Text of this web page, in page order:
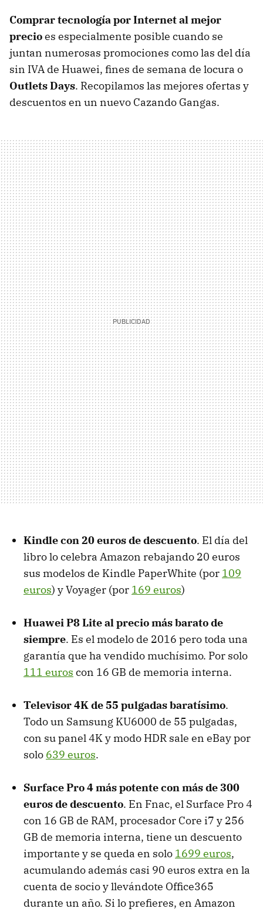
Comprar tecnología por Internet al mejor
precioes especialmente posible cuando se
juntan numerosas promociones como las del día
sin IVA de Huawei, fines de semana de locura o
Outlets Days. Recopilamos las mejores ofertas y
descuentos en un nuevo Cazando Gangas.
Kindle con 20 euros de descuento. El día del
libro lo celebra Amazon rebajando 20 euros
sus modelos de Kindle PaperWhite (por 109
euros) y Voyager (por 169 euros)
Huawei P8 Lite al precio más barato de
siempre. Es el modelo de 2016 pero toda una
garantía que ha vendido muchísimo. Por solo
111 euros con 16 GB de memoria interna.
Televisor 4K de 55 pulgadas baratísimo.
Todo un Samsung KU6000 de 55 pulgadas,
con su panel 4K y modo HDR sale en eBay por
solo 639 euros.
Surface Pro 4 más potente con más de 300
euros de descuento. En Fnac, el Surface Pro 4
con 16 GB de RAM, procesador Core i7 y 256
GB de memoria interna, tiene un descuento
importante y se queda en solo 1699 euros,
acumulando además casi 90 euros extra en la
cuenta de socio y llevándote Office365
durante un año. Si lo prefieres, en Amazon